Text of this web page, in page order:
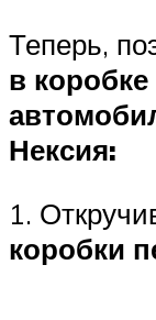
Теперь,
в
Нексия:
1.
коробки